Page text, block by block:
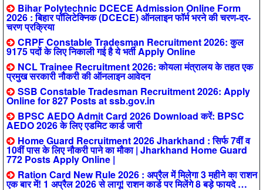
Bihar Polytechnic DCECE Admission Online Form
2026 : बिहार पॉलिटेक्निक (DCECE) ऑनलाइन फॉर्म भरने की चरण-दर-
चरण प्रक्रिया
CRPF Constable Tradesman Recruitment 2026: कुल
9175 पदों के लिए निकाली गई है ये भर्ती Apply Online
NCL Trainee Recruitment 2026: कोयला मंत्रालय के तहत एक
प्रमुख सरकारी नौकरी की ऑनलाइन आवेदन
SSB Constable Tradesman Recruitment 2026: Apply
Online for 827 Posts at ssb.gov.in
BPSC AEDO Admit Card 2026 Download करें: BPSC
AEDO 2026 के लिए एडमिट कार्ड जारी
Home Guard Recruitment 2026 Jharkhand : सिर्फ 7वीं व
10वीं पास के लिए नौकरी पाने का मौका | Jharkhand Home Guard
772 Posts Apply Online |
Ration Card New Rule 2026 : अप्रैल में मिलेगा 3 महीने का राशन
एक बार में! 1 अप्रैल 2026 से लागू! राशन कार्ड पर मिलेंगे 8 बड़े फायदे …